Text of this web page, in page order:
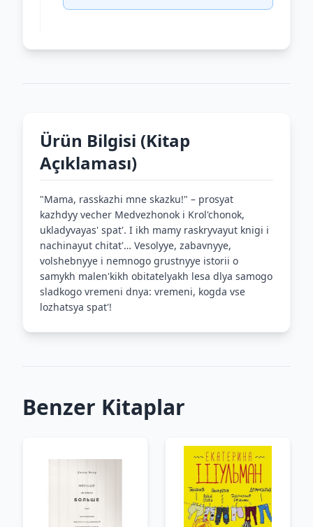
Ürün Bilgisi (Kitap
Açıklaması)
"Mama, rasskazhi mne skazku!" – prosyat
kazhdyy vecher Medvezhonok i Krol'chonok,
ukladyvayas' spat'. I ikh mamy raskryvayut knigi i
nachinayut chitat'… Vesolyye, zabavnyye,
volshebnyye i nemnogo grustnyye istorii o
samykh malen'kikh obitatelyakh lesa dlya samogo
sladkogo vremeni dnya: vremeni, kogda vse
lozhatsya spat'!
Benzer Kitaplar